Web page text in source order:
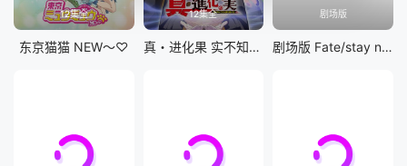
12集全
东京猫猫 NEW～♡
12集全
真・进化果 实不知不觉踏上胜利的人生
剧场版
剧场版 Fate/stay night [Heaven&#039;s Feel] III.spring song